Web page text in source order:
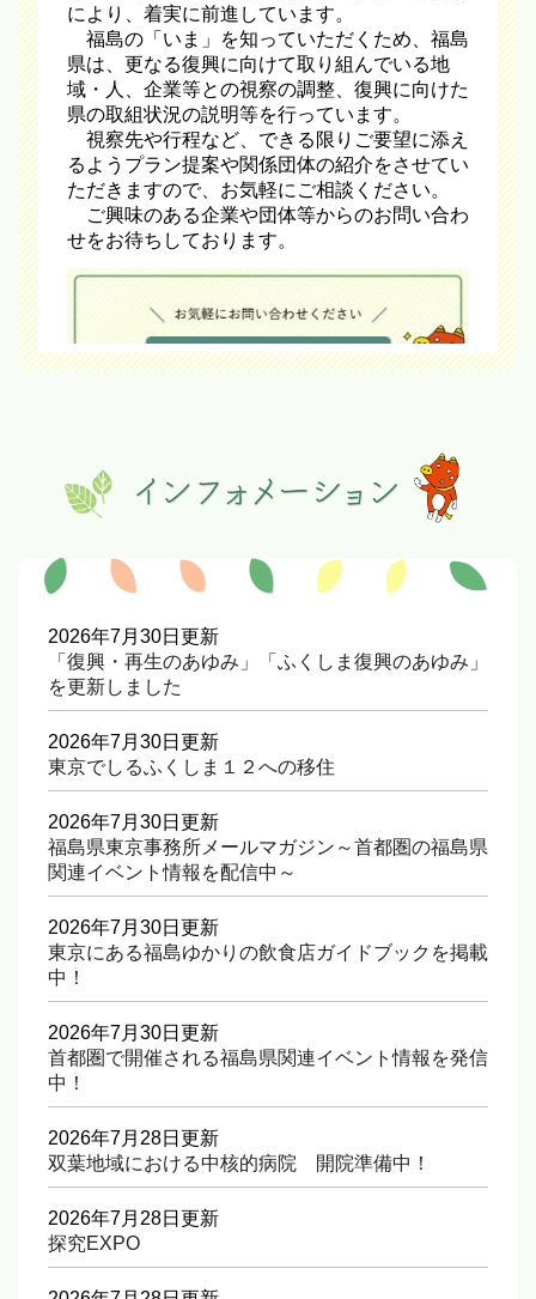
により、着実に前進しています。
福島の「いま」を知っていただくため、福島
県は、更なる復興に向けて取り組んでいる地
域・人、企業等との視察の調整、復興に向けた
県の取組状況の説明等を行っています。
視察先や行程など、できる限りご要望に添え
るようプラン提案や関係団体の紹介をさせてい
ただきますので、お気軽にご相談ください。
ご興味のある企業や団体等からのお問い合わ
せをお待ちしております。
2026年7月30日更新
「復興・再生のあゆみ」「ふくしま復興のあゆみ」
を更新しました
2026年7月30日更新
東京でしるふくしま１２への移住
2026年7月30日更新
福島県東京事務所メールマガジン～首都圏の福島県
関連イベント情報を配信中～
2026年7月30日更新
東京にある福島ゆかりの飲食店ガイドブックを掲載
中！
2026年7月30日更新
首都圏で開催される福島県関連イベント情報を発信
中！
2026年7月28日更新
双葉地域における中核的病院 開院準備中！
2026年7月28日更新
探究EXPO